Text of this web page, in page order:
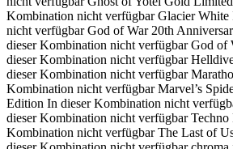
Kombination nicht verfügbar Glacier White
nicht verfügbar God of War 20th
dieser Kombination nicht verfügbar God of
dieser Kombination nicht verfügbar
dieser Kombination nicht verfügbar
Kombination nicht verfügbar Marvel’s
Edition In dieser Kombination nicht
dieser Kombination nicht verfügbar Techno
Kombination nicht verfügbar The Last of